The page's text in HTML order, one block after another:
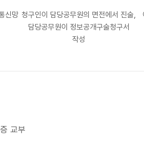
신망 청구인이 담당공무원의 면전에서 진술,
담당공무원이 정보공개구술청구서
작성
교부